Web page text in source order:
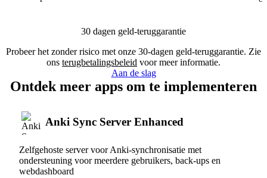
30 dagen geld-teruggarantie
Probeer het zonder risico met onze 30-dagen geld-teruggarantie. Zie
ons terugbetalingsbeleid voor meer informatie.
Aan de slag
Ontdek meer apps om te implementeren
Anki Sync Server Enhanced
Zelfgehoste server voor Anki-synchronisatie met
ondersteuning voor meerdere gebruikers, back-ups en
webdashboard